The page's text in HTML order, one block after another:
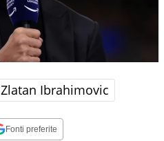
Zlatan Ibrahimovic
Fonti preferite